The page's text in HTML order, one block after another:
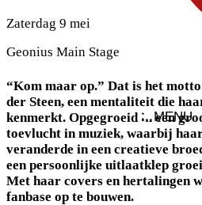
MENU
Zaterdag 9 mei
Geonius Main Stage
“Kom maar op.” Dat is het
der Steen, een mentaliteit die
kenmerkt. Opgegroeid in een
toevlucht in muziek, waarbij
veranderde in een creatieve
een persoonlijke uitlaatklep
Met haar covers en hertalingen
fanbase op te bouwen.